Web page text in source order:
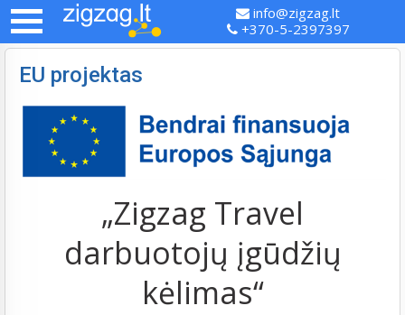
info@zigzag.lt
+370-5-2397397
EU projektas
„Zigzag Travel
darbuotojų įgūdžių
kėlimas“